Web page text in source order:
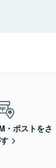
・ポストをさ